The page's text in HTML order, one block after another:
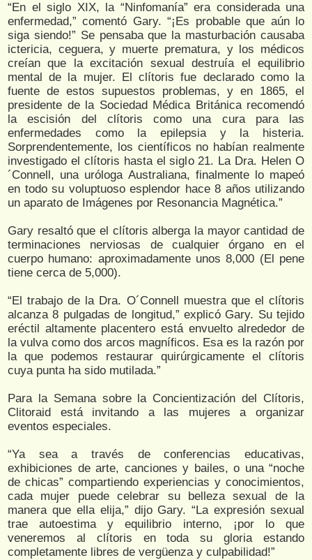
“En el siglo XIX, la “Ninfomanía” era considerada una
enfermedad,” comentó Gary. “¡Es probable que aún lo
siga siendo!” Se pensaba que la masturbación causaba
ictericia, ceguera, y muerte prematura, y los médicos
creían que la excitación sexual destruía el equilibrio
mental de la mujer. El clítoris fue declarado como la
fuente de estos supuestos problemas, y en 1865, el
presidente de la Sociedad Médica Británica recomendó
la escisión del clítoris como una cura para las
enfermedades como la epilepsia y la histeria.
Sorprendentemente, los científicos no habían realmente
investigado el clítoris hasta el siglo 21. La Dra. Helen O
´Connell, una uróloga Australiana, finalmente lo mapeó
en todo su voluptuoso esplendor hace 8 años utilizando
un aparato de Imágenes por Resonancia Magnética.”
Gary resaltó que el clítoris alberga la mayor cantidad de
terminaciones nerviosas de cualquier órgano en el
cuerpo humano: aproximadamente unos 8,000 (El pene
tiene cerca de 5,000).
“El trabajo de la Dra. O´Connell muestra que el clítoris
alcanza 8 pulgadas de longitud,” explicó Gary. Su tejido
eréctil altamente placentero está envuelto alrededor de
la vulva como dos arcos magníficos. Esa es la razón por
la que podemos restaurar quirúrgicamente el clítoris
cuya punta ha sido mutilada.”
Para la Semana sobre la Concientización del Clítoris,
Clitoraid está invitando a las mujeres a organizar
eventos especiales.
“Ya sea a través de conferencias educativas,
exhibiciones de arte, canciones y bailes, o una “noche
de chicas” compartiendo experiencias y conocimientos,
cada mujer puede celebrar su belleza sexual de la
manera que ella elija,” dijo Gary. “La expresión sexual
trae autoestima y equilibrio interno, ¡por lo que
veneremos al clítoris en toda su gloria estando
completamente libres de vergüenza y culpabilidad!”